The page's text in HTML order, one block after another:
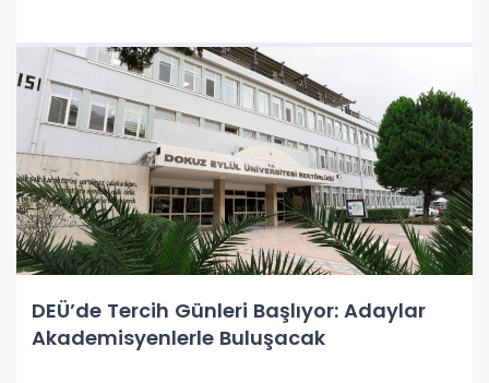
DEÜ’de Tercih Günleri Başlıyor: Adaylar
Akademisyenlerle Buluşacak